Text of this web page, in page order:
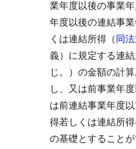
業年度以後の事業
年度以後の連結事
くは連結所得（同
義）に規定する連
じ。）の金額の計
し、又は前事業年
は前連結事業年度
得若しくは連結所
の基礎とすること